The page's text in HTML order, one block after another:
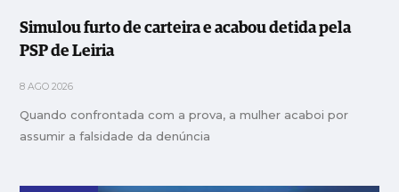
Simulou furto de carteira e acabou detida pela
PSP de Leiria
8 AGO 2026
Quando confrontada com a prova, a mulher acaboi por
assumir a falsidade da denúncia